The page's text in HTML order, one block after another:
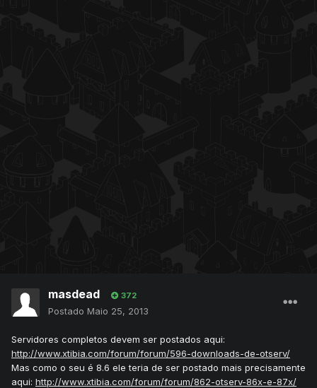
masdead 372
Postado Maio 25, 2013
Servidores completos devem ser postados aqui:
http://www.xtibia.com/forum/forum/596-downloads-de-otserv/
Mas como o seu é 8.6 ele teria de ser postado mais precisamente
aqui: http://www.xtibia.com/forum/forum/862-otserv-86x-e-87x/